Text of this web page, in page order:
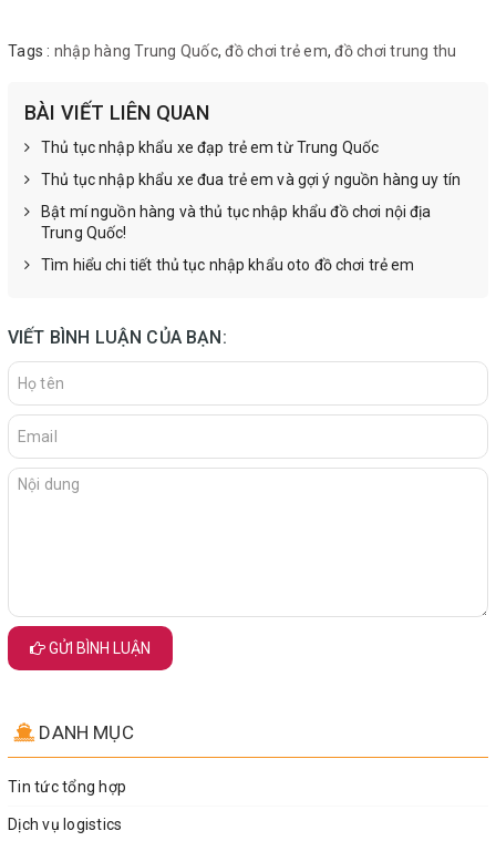
Tags : nhập hàng Trung Quốc,đồ chơi trẻ em,đồ chơi trung thu
BÀI VIẾT LIÊN QUAN
Thủ tục nhập khẩu xe đạp trẻ em từ Trung Quốc
Thủ tục nhập khẩu xe đua trẻ em và gợi ý nguồn hàng uy tín
Bật mí nguồn hàng và thủ tục nhập khẩu đồ chơi nội địa
Trung Quốc!
Tìm hiểu chi tiết thủ tục nhập khẩu oto đồ chơi trẻ em
VIẾT BÌNH LUẬN CỦA BẠN:
GỬI BÌNH LUẬN
DANH MỤC
Tin tức tổng hợp
Dịch vụ logistics